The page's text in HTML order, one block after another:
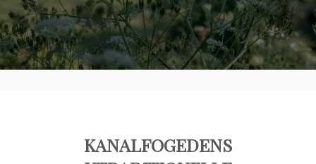
KANALFOGEDENS